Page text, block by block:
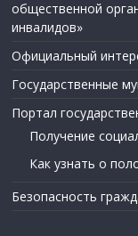
общественной
инвалидов»
Официальный
Государственные
Портал
Получение
Как узнать о
Безопасность